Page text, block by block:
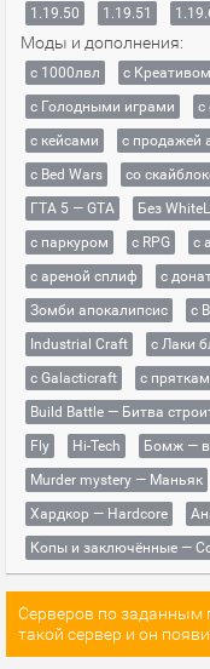
1.19.50
1.19.51
Моды и дополнения:
с 1000лвл c Креативом
с Голодными играми
с
с кейсами
с продажей
с Bed Wars
со
ГТА 5 — GTA
Без
с паркуром
с RPG с
с ареной сплиф
с
Зомби апокалипсис
с
Industrial Craft
с Лаки
с Galacticraft
с
Build Battle — Битва
Fly
Hi-Tech
Бомж —
Murder mystery — Маньяк
Хардкор — Hardcore
Копы и заключённые —
Серверов по заданным
такой сервер и он